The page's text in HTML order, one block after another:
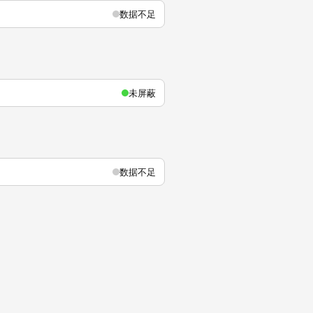
数据不足
未屏蔽
数据不足